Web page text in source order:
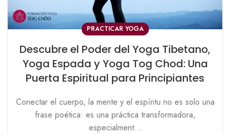
PRACTICAR YOGA
Descubre el Poder del Yoga Tibetano,
Yoga Espada y Yoga Tog Chod: Una
Puerta Espiritual para Principiantes
Conectar el cuerpo, la mente y el espíritu no es solo una
frase poética: es una práctica transformadora,
especialment...